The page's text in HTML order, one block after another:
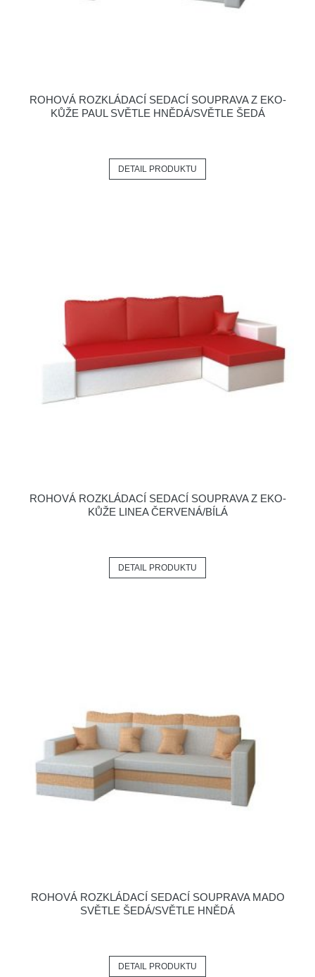
ROHOVÁ ROZKLÁDACÍ SEDACÍ SOUPRAVA Z EKO-
KŮŽE PAUL SVĚTLE HNĚDÁ/SVĚTLE ŠEDÁ
DETAIL PRODUKTU
ROHOVÁ ROZKLÁDACÍ SEDACÍ SOUPRAVA Z EKO-
KŮŽE LINEA ČERVENÁ/BÍLÁ
DETAIL PRODUKTU
ROHOVÁ ROZKLÁDACÍ SEDACÍ SOUPRAVA MADO
SVĚTLE ŠEDÁ/SVĚTLE HNĚDÁ
DETAIL PRODUKTU